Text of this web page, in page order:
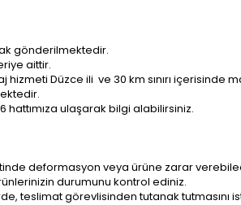
gönderilmektedir.
aittir.
Düzce ili ve 30 km sınırı içerisinde
hattımıza ulaşarak bilgi alabilirsiniz.
deformasyon veya ürüne zarar
durumunu kontrol ediniz.
teslimat görevlisinden tutanak tutmasını